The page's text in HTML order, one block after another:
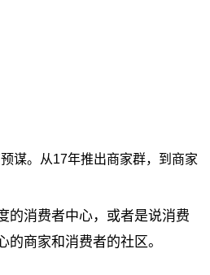
谋。从17年推出商家群，到商家
的消费者中心，或者是说消费
商家和消费者的社区。